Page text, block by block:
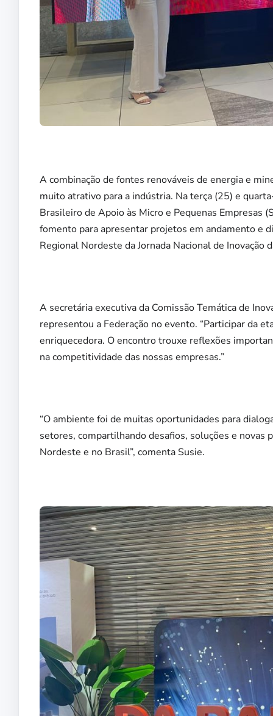
A combinação de fontes renováveis de energia e
muito atrativo para a indústria. Na terça (25) e
Brasileiro de Apoio às Micro e Pequenas Empresas
fomento para apresentar projetos em andamento e
Regional Nordeste da Jornada Nacional de Inovação
A secretária executiva da Comissão Temática de
representou a Federação no evento. “Participar da
enriquecedora. O encontro trouxe reflexões
na competitividade das nossas empresas.”
“O ambiente foi de muitas oportunidades para
setores, compartilhando desafios, soluções e novas
Nordeste e no Brasil”, comenta Susie.